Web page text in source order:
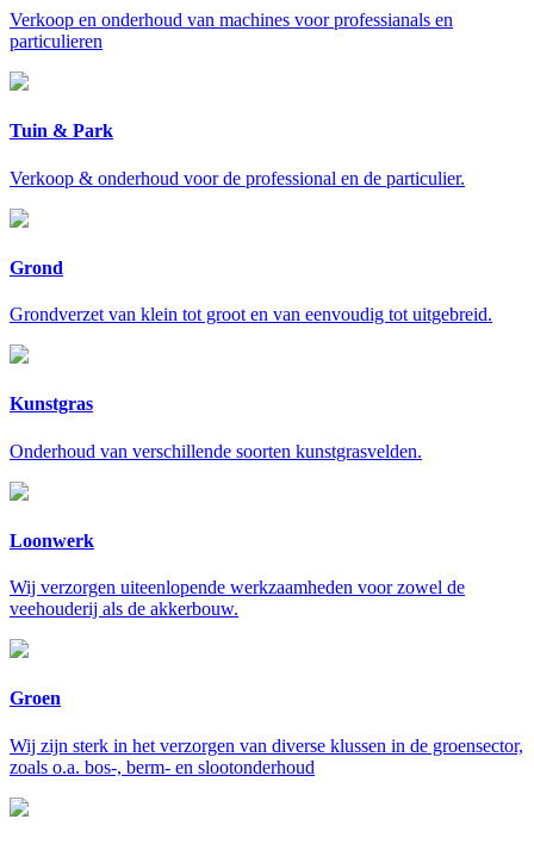
Verkoop en onderhoud van machines voor professianals en
particulieren
Tuin & Park
Verkoop & onderhoud voor de professional en de particulier.
Grond
Grondverzet van klein tot groot en van eenvoudig tot uitgebreid.
Kunstgras
Onderhoud van verschillende soorten kunstgrasvelden.
Loonwerk
Wij verzorgen uiteenlopende werkzaamheden voor zowel de
veehouderij als de akkerbouw.
Groen
Wij zijn sterk in het verzorgen van diverse klussen in de groensector,
zoals o.a. bos-, berm- en slootonderhoud